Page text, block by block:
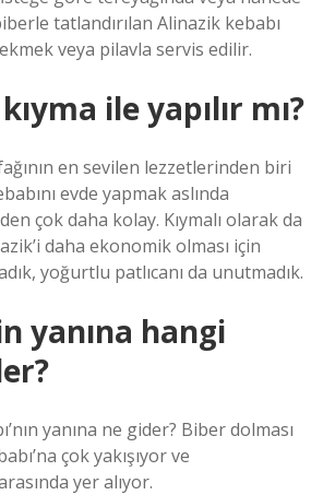
tatlandırılan Alinazik kebabı
veya pilavla servis edilir.
ile yapılır mı?
en sevilen lezzetlerinden biri
evde yapmak aslında
çok daha kolay. Kıymalı olarak da
daha ekonomik olması için
yoğurtlu patlıcanı da unutmadık.
yanına hangi
yanına ne gider? Biber dolması
çok yakışıyor ve
yer alıyor.